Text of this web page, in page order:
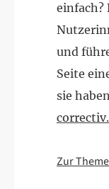
einfach?
und
Seite
sie
Zur